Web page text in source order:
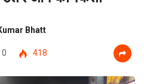
Bhatt
0 418